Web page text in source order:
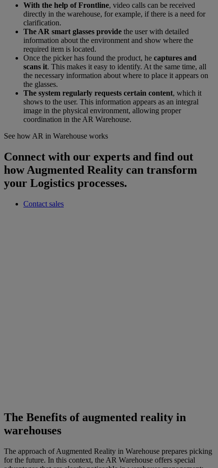
With the help of Frontline, video calls can be received
directly in the warehouse, for example, if there is a need for
clarification.
The AR smart glasses provide the user with detailed
information about the environment and show where the
required item is located.
Once the picker has found the product, he captures and
scans it. This makes it easy to identify. At the same time, all
the necessary information about where to place it appears on
the glasses.
The system regularly requests certain content, which it
shows to the user. This information appears as an integral
image in the physical environment, allowing proper
coordination in the AR Warehouse.
See how AR in Warehouse works
Connect with our experts and find out
how Augmented Reality can transform
your Logistics processes.
Contact sales
The Benefits of augmented reality in
warehouses
The approach of Augmented Reality in Warehouse prepares picking
for the future. In this context, the AR Warehouse offers special